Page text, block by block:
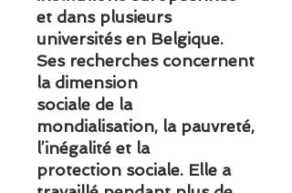
et dans plusieurs
universités en Belgique.
Ses recherches concernent
la dimension
sociale de la
mondialisation, la pauvreté,
l’inégalité et la
protection sociale. Elle a